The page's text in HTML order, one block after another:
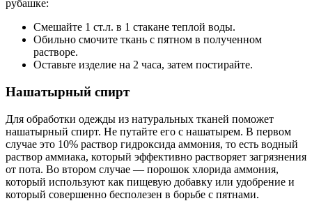
рубашке:
Смешайте 1 ст.л. в 1 стакане теплой воды.
Обильно смочите ткань с пятном в полученном
растворе.
Оставьте изделие на 2 часа, затем постирайте.
Нашатырный спирт
Для обработки одежды из натуральных тканей поможет
нашатырный спирт. Не путайте его с нашатырем. В первом
случае это 10% раствор гидроксида аммония, то есть водный
раствор аммиака, который эффективно растворяет загрязнения
от пота. Во втором случае — порошок хлорида аммония,
который используют как пищевую добавку или удобрение и
который совершенно бесполезен в борьбе с пятнами.